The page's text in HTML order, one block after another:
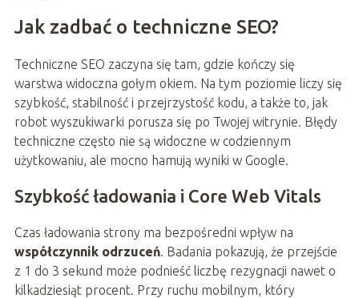
Jak zadbać o techniczne SEO?
Techniczne SEO zaczyna się tam, gdzie kończy się
warstwa widoczna gołym okiem. Na tym poziomie liczy się
szybkość, stabilność i przejrzystość kodu, a także to, jak
robot wyszukiwarki porusza się po Twojej witrynie. Błędy
techniczne często nie są widoczne w codziennym
użytkowaniu, ale mocno hamują wyniki w Google.
Szybkość ładowania i Core Web Vitals
Czas ładowania strony ma bezpośredni wpływ na
współczynnik odrzuceń. Badania pokazują, że przejście
z 1 do 3 sekund może podnieść liczbę rezygnacji nawet o
kilkadziesiąt procent. Przy ruchu mobilnym, który